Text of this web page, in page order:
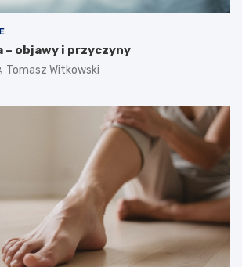
– objawy i przyczyny
Tomasz Witkowski